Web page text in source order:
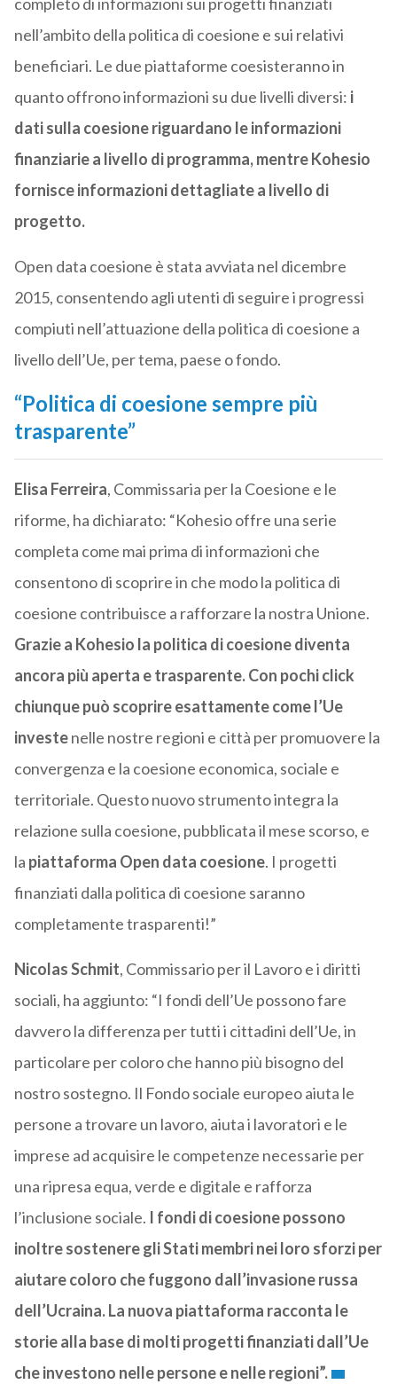
completo di informazioni sui progetti finanziati
nell’ambito della politica di coesione e sui relativi
beneficiari. Le due piattaforme coesisteranno in
quanto offrono informazioni su due livelli diversi: i
dati sulla coesione riguardano le informazioni
finanziarie a livello di programma, mentre Kohesio
fornisce informazioni dettagliate a livello di
progetto.
Open data coesione è stata avviata nel dicembre
2015, consentendo agli utenti di seguire i progressi
compiuti nell’attuazione della politica di coesione a
livello dell’Ue, per tema, paese o fondo.
“Politica di coesione sempre più
trasparente”
Elisa Ferreira, Commissaria per la Coesione e le
riforme, ha dichiarato: “Kohesio offre una serie
completa come mai prima di informazioni che
consentono di scoprire in che modo la politica di
coesione contribuisce a rafforzare la nostra Unione.
Grazie a Kohesio la politica di coesione diventa
ancora più aperta e trasparente.Con pochi click
chiunque può scoprire esattamente come l’Ue
investenelle nostre regioni e città per promuovere la
convergenza e la coesione economica, sociale e
territoriale. Questo nuovo strumento integra la
relazione sulla coesione, pubblicata il mese scorso, e
la piattaforma Open data coesione. I progetti
finanziati dalla politica di coesione saranno
completamente trasparenti!”
NicolasSchmit, Commissario per il Lavoro e i diritti
sociali, ha aggiunto: “I fondi dell’Ue possono fare
davvero la differenza per tutti i cittadini dell’Ue, in
particolare per coloro che hanno più bisogno del
nostro sostegno. Il Fondo sociale europeo aiuta le
persone a trovare un lavoro, aiuta i lavoratori e le
imprese ad acquisire le competenze necessarie per
una ripresa equa, verde e digitale e rafforza
l’inclusione sociale. I fondi di coesione possono
inoltre sostenere gli Stati membri nei loro sforzi per
aiutare coloro che fuggono dall’invasione russa
dell’Ucraina. La nuova piattaforma racconta le
storie alla base di molti progetti finanziati dall’Ue
che investono nelle persone e nelle regioni”.